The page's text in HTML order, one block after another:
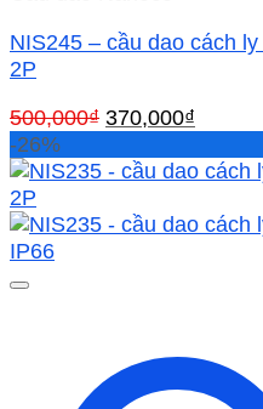
NIS245 – cầu dao cách
2P
500,000₫ Giá
là:
370,000₫
tại
-26%